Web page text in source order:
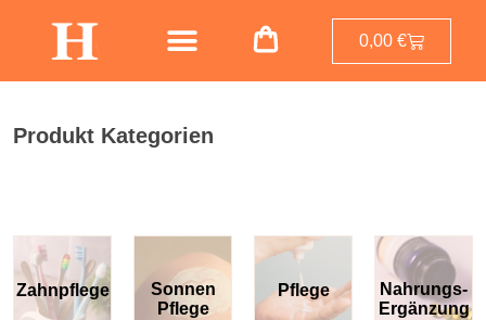
0,00€
Produkt Kategorien
Zahnpflege
Sonnen
Pflege
Pflege
Nahrungs-
Ergänzung